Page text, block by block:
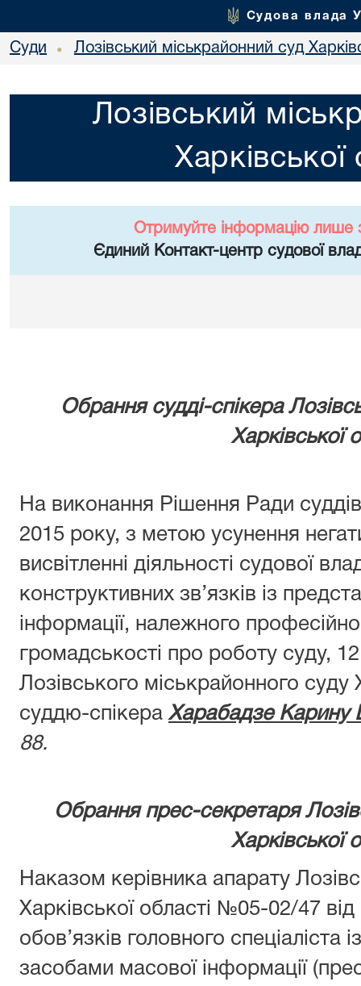
Судова влада
Суди • Лозівський міськрайонний суд
Лозівський
Харківської
Отримуйте інформацію лише
Єдиний Контакт-центр судової
Обрання судді-спікера
Харківської
Н а виконання Рішення Ради
2015 року, з метою усунення
висвітленні діяльності судової
конструктивних зв’язків із
інформації, належного
громадськості про роботу суду,
Лозівського міськрайонного суду
суддю-спікера Харабадзе Карину
88.
Обрання прес-секретаря
Харківської
Наказом керівника апарату
Харківської області №05-02/47
обов’язків головного спеціаліста
засобами масової інформації